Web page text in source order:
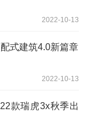
2022-10-13
式建筑4.0新篇章
2022-10-13
款瑞虎3x秋季出